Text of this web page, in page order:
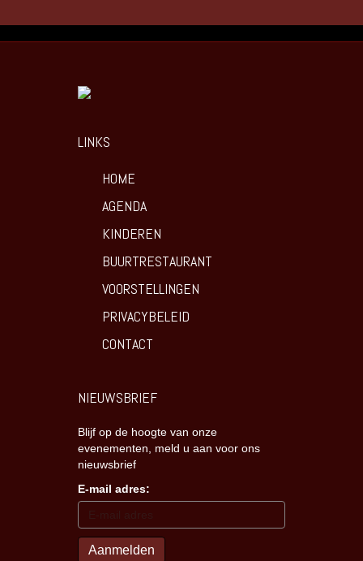
LINKS
HOME
AGENDA
KINDEREN
BUURTRESTAURANT
VOORSTELLINGEN
PRIVACYBELEID
CONTACT
NIEUWSBRIEF
Blijf op de hoogte van onze
evenementen, meld u aan voor ons
nieuwsbrief
E-mail adres: